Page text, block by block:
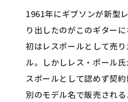
1961年にギブソンが新型
り出したのがこのギター
初はレスポールとして売
ル。しかしレス・ポール
スポールとして認めず契
別のモデル名で販売され